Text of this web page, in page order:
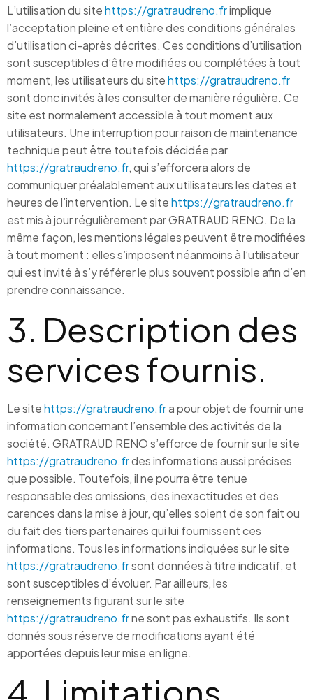
L’utilisation du sitehttps://gratraudreno.frimplique
l’acceptation pleine et entière des conditions générales
d’utilisation ci-après décrites. Ces conditions d’utilisation
sont susceptibles d’être modifiées ou complétées à tout
moment, les utilisateurs du sitehttps://gratraudreno.fr
sont donc invités à les consulter de manière régulière. Ce
site est normalement accessible à tout moment aux
utilisateurs. Une interruption pour raison de maintenance
technique peut être toutefois décidée par
https://gratraudreno.fr, qui s’efforcera alors de
communiquer préalablement aux utilisateurs les dates et
heures de l’intervention. Le sitehttps://gratraudreno.fr
est mis à jour régulièrement par GRATRAUD RENO. De la
même façon, les mentions légales peuvent être modifiées
à tout moment : elles s’imposent néanmoins à l’utilisateur
qui est invité à s’y référer le plus souvent possible afin d’en
prendre connaissance.
3. Description des
services fournis.
Le sitehttps://gratraudreno.fra pour objet de fournir une
information concernant l’ensemble des activités de la
société. GRATRAUD RENO s’efforce de fournir sur le site
https://gratraudreno.frdes informations aussi précises
que possible. Toutefois, il ne pourra être tenue
responsable des omissions, des inexactitudes et des
carences dans la mise à jour, qu’elles soient de son fait ou
du fait des tiers partenaires qui lui fournissent ces
informations. Tous les informations indiquées sur le site
https://gratraudreno.frsont données à titre indicatif, et
sont susceptibles d’évoluer. Par ailleurs, les
renseignements figurant sur le site
https://gratraudreno.frne sont pas exhaustifs. Ils sont
donnés sous réserve de modifications ayant été
apportées depuis leur mise en ligne.
4. Limitations